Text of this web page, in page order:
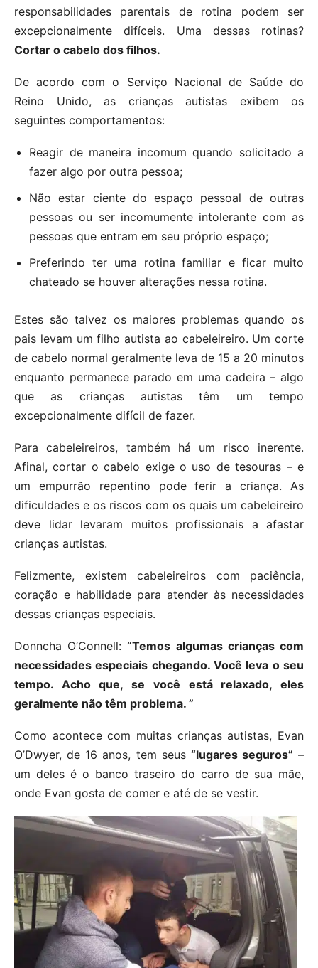
responsabilidades parentais de rotina podem ser
excepcionalmente difíceis. Uma dessas rotinas?
Cortar o cabelo dos filhos.
De acordo com o Serviço Nacional de Saúde do
Reino Unido, as crianças autistas exibem os
seguintes comportamentos:
Reagir de maneira incomum quando solicitado a
fazer algo por outra pessoa;
Não estar ciente do espaço pessoal de outras
pessoas ou ser incomumente intolerante com as
pessoas que entram em seu próprio espaço;
Preferindo ter uma rotina familiar e ficar muito
chateado se houver alterações nessa rotina.
Estes são talvez os maiores problemas quando os
pais levam um filho autista ao cabeleireiro. Um corte
de cabelo normal geralmente leva de 15 a 20 minutos
enquanto permanece parado em uma cadeira – algo
que as crianças autistas têm um tempo
excepcionalmente difícil de fazer.
Para cabeleireiros, também há um risco inerente.
Afinal, cortar o cabelo exige o uso de tesouras – e
um empurrão repentino pode ferir a criança. As
dificuldades e os riscos com os quais um cabeleireiro
deve lidar levaram muitos profissionais a afastar
crianças autistas.
Felizmente, existem cabeleireiros com paciência,
coração e habilidade para atender às necessidades
dessas crianças especiais.
Donncha O’Connell:“Temos algumas crianças com
necessidades especiais chegando. Você leva o seu
tempo. Acho que, se você está relaxado, eles
geralmente não têm problema. ”
Como acontece com muitas crianças autistas, Evan
O’Dwyer, de 16 anos, tem seus “lugares seguros” –
um deles é o banco traseiro do carro de sua mãe,
onde Evan gosta de comer e até de se vestir.